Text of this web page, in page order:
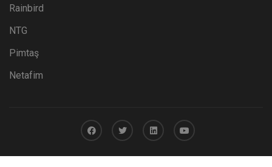
Rainbird
NTG
Pimtaş
Netafim